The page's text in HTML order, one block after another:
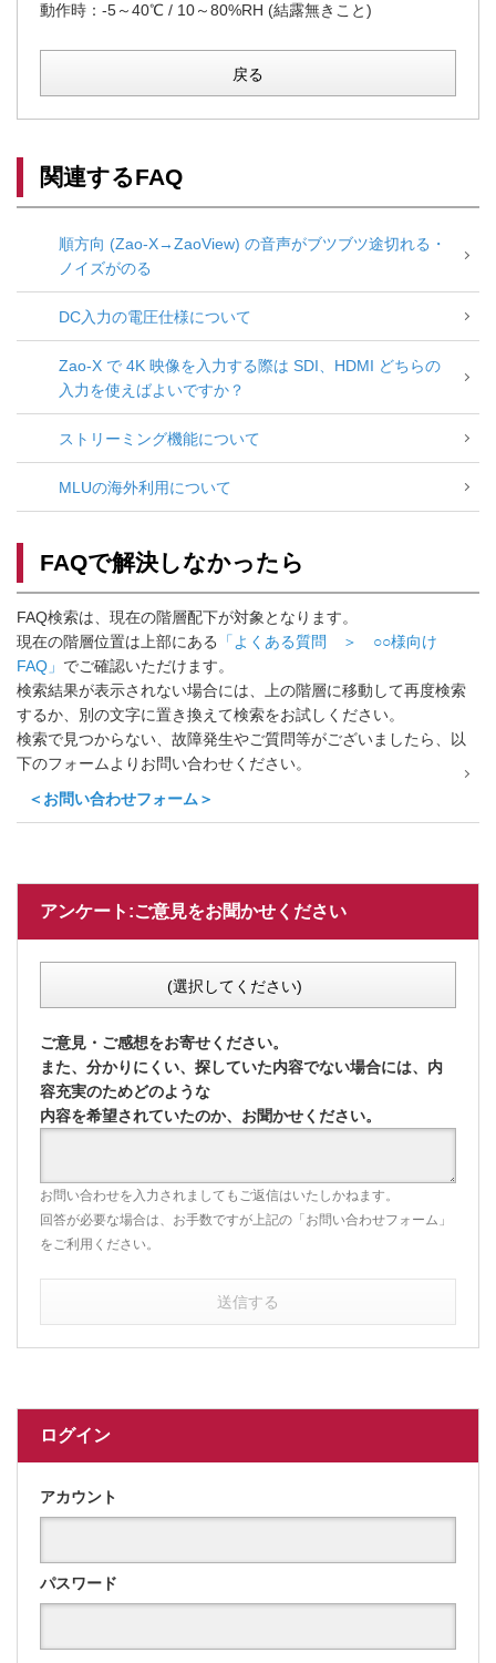
動作時：-5～40℃ / 10～80%RH (結露無きこと)
戻る
関連するFAQ
順方向 (Zao-X→ZaoView) の音声がブツブツ途切れる・
ノイズがのる
DC入力の電圧仕様について
Zao-X で 4K 映像を入力する際は SDI、HDMI どちらの
入力を使えばよいですか？
ストリーミング機能について
MLUの海外利用について
FAQで解決しなかったら
FAQ検索は、現在の階層配下が対象となります。
現在の階層位置は上部にある
「よくある質問 ＞ ○○様向け
FAQ」 でご確認いただけます。
検索結果が表示されない場合には、上の階層に移動して再度検索
するか、別の文字に置き換えて検索をお試しください。
検索で見つからない、故障発生やご質問等がございましたら、以
下のフォームよりお問い合わせください。
＜お問い合わせフォーム＞
アンケート:ご意見をお聞かせください
(選択してください)
ご意見・ご感想をお寄せください。
また、分かりにくい、探していた内容でない場合には、内
容充実のためどのような
内容を希望されていたのか、お聞かせください。
お問い合わせを入力されましてもご返信はいたしかねます。
回答が必要な場合は、お手数ですが上記の「お問い合わせフォーム」
をご利用ください。
送信する
ログイン
アカウント
パスワード